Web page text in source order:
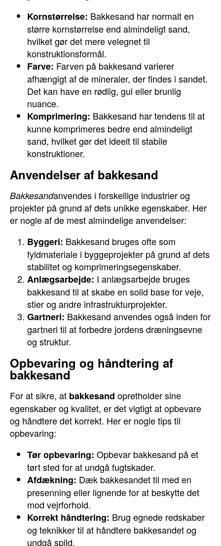
Kornstørrelse: Bakkesand har normalt en
større kornstørrelse end almindeligt sand,
hvilket gør det mere velegnet til
konstruktionsformål.
Farve: Farven på bakkesand varierer
afhængigt af de mineraler, der findes i sandet.
Det kan have en rødlig, gul eller brunlig
nuance.
Komprimering: Bakkesand har tendens til at
kunne komprimeres bedre end almindeligt
sand, hvilket gør det ideelt til stabile
konstruktioner.
Anvendelser af bakkesand
Bakkesandanvendes i forskellige industrier og
projekter på grund af dets unikke egenskaber. Her
er nogle af de mest almindelige anvendelser:
Byggeri: Bakkesand bruges ofte som
fyldmateriale i byggeprojekter på grund af dets
stabilitet og komprimeringsegenskaber.
Anlægsarbejde: I anlægsarbejde bruges
bakkesand til at skabe en solid base for veje,
stier og andre infrastrukturprojekter.
Gartneri: Bakkesand anvendes også inden for
gartneri til at forbedre jordens dræningsevne
og struktur.
Opbevaring og håndtering af
bakkesand
For at sikre, at bakkesand opretholder sine
egenskaber og kvalitet, er det vigtigt at opbevare
og håndtere det korrekt. Her er nogle tips til
opbevaring:
Tør opbevaring: Opbevar bakkesand på et
tørt sted for at undgå fugtskader.
Afdækning: Dæk bakkesandet til med en
presenning eller lignende for at beskytte det
mod vejrforhold.
Korrekt håndtering: Brug egnede redskaber
og teknikker til at håndtere bakkesandet og
undgå spild.